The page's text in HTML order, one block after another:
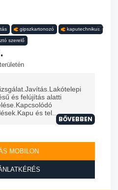
gipszkartonozó kaputechnikus
szerelő
és felújítás alatti
és tel...
BŐVEBBEN
MOBILON